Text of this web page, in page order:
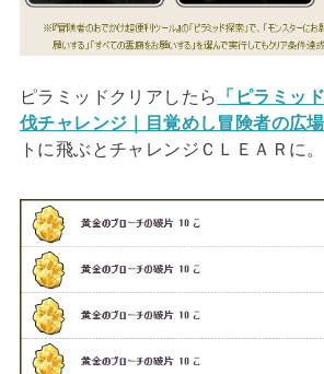
ピラミッドクリアしたら
「ピラミッ
伐チャレンジ｜目覚めし冒険者の広場
トに飛ぶとチャレンジＣＬＥＡＲに。